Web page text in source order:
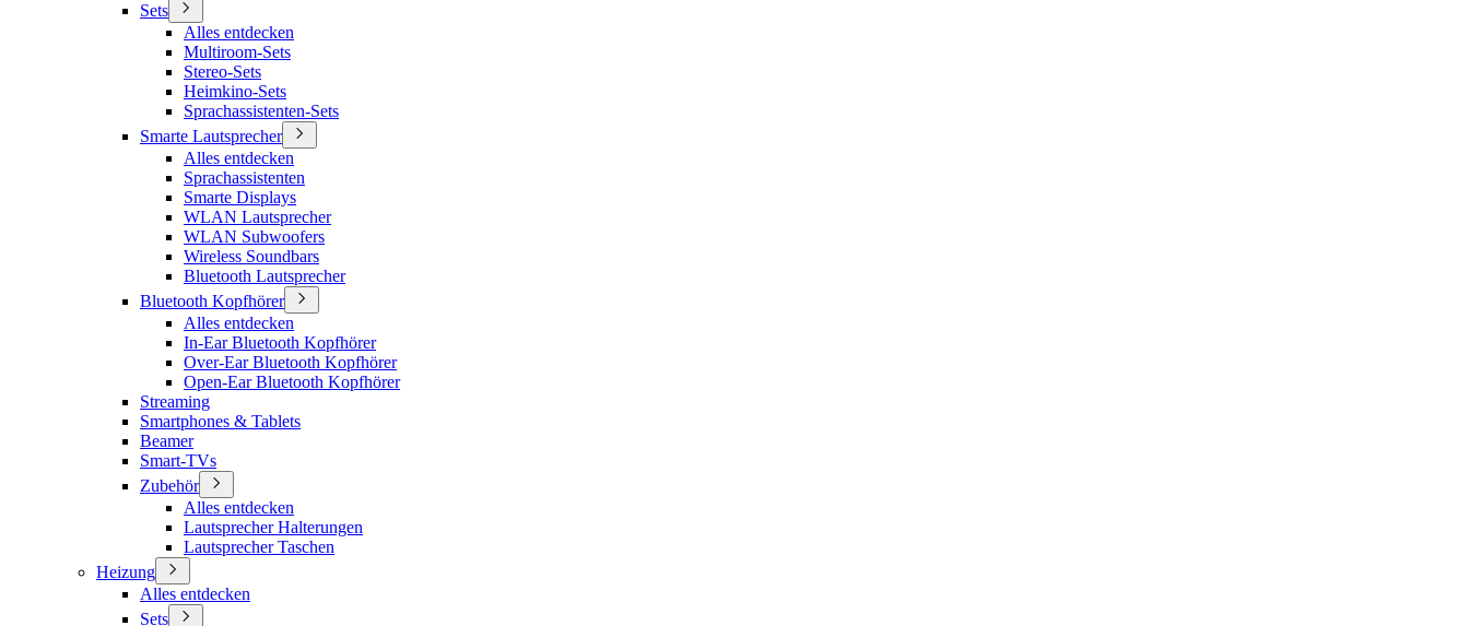
Sets
Alles entdecken
Multiroom-Sets
Stereo-Sets
Heimkino-Sets
Sprachassistenten-Sets
Smarte Lautsprecher
Alles entdecken
Sprachassistenten
Smarte Displays
WLAN Lautsprecher
WLAN Subwoofers
Wireless Soundbars
Bluetooth Lautsprecher
Bluetooth Kopfhörer
Alles entdecken
In-Ear Bluetooth Kopfhörer
Over-Ear Bluetooth Kopfhörer
Open-Ear Bluetooth Kopfhörer
Streaming
Smartphones & Tablets
Beamer
Smart-TVs
Zubehör
Alles entdecken
Lautsprecher Halterungen
Lautsprecher Taschen
Heizung
Alles entdecken
Sets